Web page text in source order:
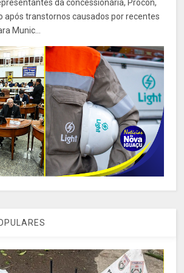
da concessionária, Procon,
após transtornos causados por recentes
Munic...